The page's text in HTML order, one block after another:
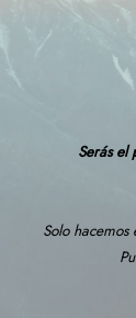
Serás el
Solo